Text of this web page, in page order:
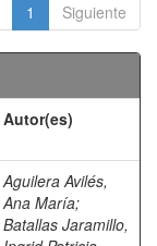
1 Siguiente
Autor(es)
Aguilera Avilés,
Ana María;
Batallas Jaramillo,